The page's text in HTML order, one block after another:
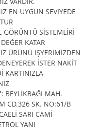
EN UYGUN SEVİYEDE
GÖRÜNTÜ SİSTEMLİRİ
KATAR
ÜRÜNÜ İŞYERİMİZDEN
İSTER NAKİT
KARTINIZLA
BEYLİKBAĞI MAH.
CD.326 SK. NO:61/B
SARI CAMİ
YANI